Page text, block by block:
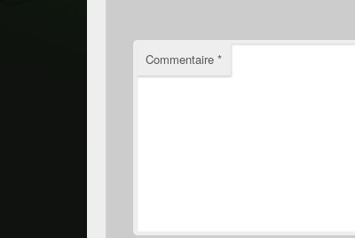
Commentaire *